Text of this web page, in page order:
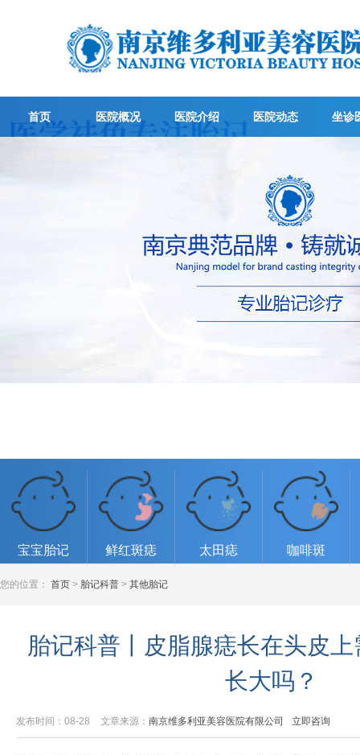
首页 医院概况 医院介绍 医院动态 坐诊
宝宝胎记 鲜红斑痣 太田痣 咖啡斑
您的位置： 首页 > 胎记科普 > 其他胎记
胎记科普丨皮脂腺痣长在头皮
长大吗？
发布时间：08-28 文章来源： 南京维多利亚美容医院有限公司 立即咨询